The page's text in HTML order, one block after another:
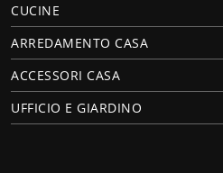
CUCINE
ARREDAMENTO CASA
ACCESSORI CASA
UFFICIO E GIARDINO